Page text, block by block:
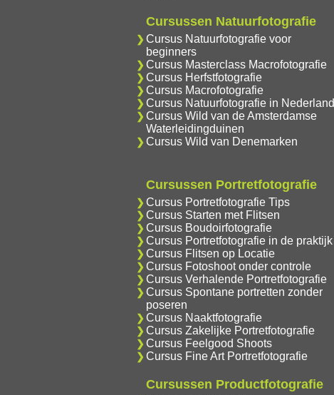
Cursussen Natuurfotografie
Cursus Natuurfotografie voor
beginners
Cursus Masterclass Macrofotografie
Cursus Herfstfotografie
Cursus Macrofotografie
Cursus Natuurfotografie in Nederland
Cursus Wild van de Amsterdamse
Waterleidingduinen
Cursus Wild van Denemarken
Cursussen Portretfotografie
Cursus Portretfotografie Tips
Cursus Starten met Flitsen
Cursus Boudoirfotografie
Cursus Portretfotografie in de praktijk
Cursus Flitsen op Locatie
Cursus Fotoshoot onder controle
Cursus Verhalende Portretfotografie
Cursus Spontane portretten zonder
poseren
Cursus Naaktfotografie
Cursus Zakelijke Portretfotografie
Cursus Feelgood Shoots
Cursus Fine Art Portretfotografie
Cursussen Productfotografie